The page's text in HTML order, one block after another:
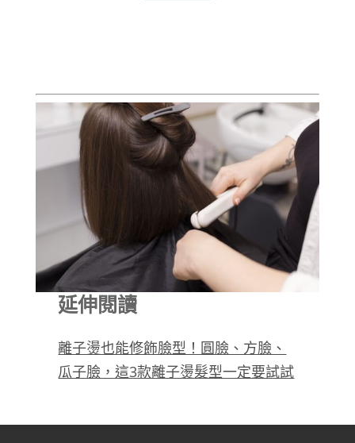
延伸閱讀
離子燙也能修飾臉型！圓臉、方臉、
瓜子臉，這3款離子燙髮型一定要試試